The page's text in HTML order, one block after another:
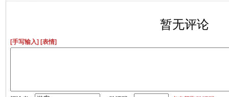
暂无评论
[手写输入] [表情]